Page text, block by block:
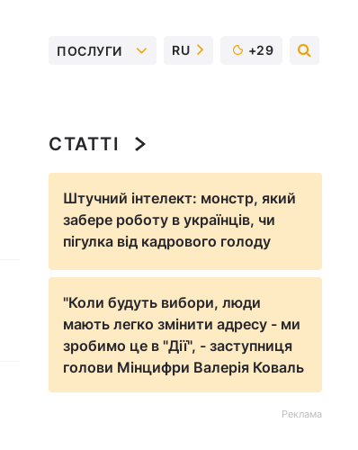
ПОСЛУГИ RU +29
СТАТТІ
Штучний інтелект: монстр, який
забере роботу в українців, чи
пігулка від кадрового голоду
"Коли будуть вибори, люди
мають легко змінити адресу - ми
зробимо це в "Дії", - заступниця
голови Мінцифри Валерія Коваль
Реклама